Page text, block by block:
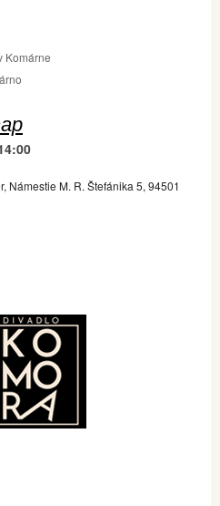
Komárne
Námestie M. R. Štefánika 5, 94501